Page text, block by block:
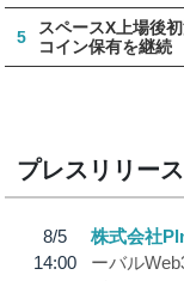
5
スペースX上場後
コイン保有を継続
プレスリリース
8/5
14:00
株式会社
ーバル